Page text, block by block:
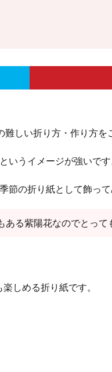
難しい折り方・作り方を
いうイメージが強いです
節の折り紙として飾って
ある紫陽花なのでとって
しめる折り紙です。